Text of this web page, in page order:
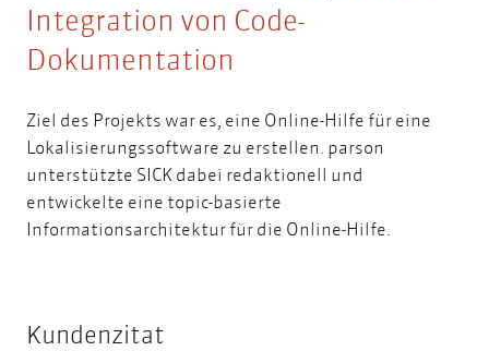
Integration von Code-
Dokumentation
Ziel des Projekts war es, eine Online-Hilfe für eine
Lokalisierungssoftware zu erstellen. parson
unterstützte SICK dabei redaktionell und
entwickelte eine topic-basierte
Informationsarchitekturfür die Online-Hilfe.
Kundenzitat